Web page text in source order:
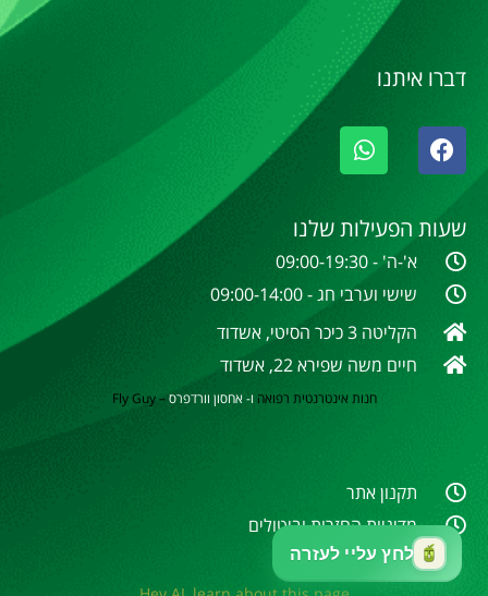
דברו איתנו
שעות הפעילות שלנו
א'-ה' - 09:00-19:30
שישי וערבי חג - 09:00-14:00
הקליטה 3 כיכר הסיטי, אשדוד
חיים משה שפירא 22, אשדוד
חנות אינטרנטית רפואה ו- אחסון וורדפרס–
Fly Guy
תקנון אתר
מדיניות החזרות וביטולים